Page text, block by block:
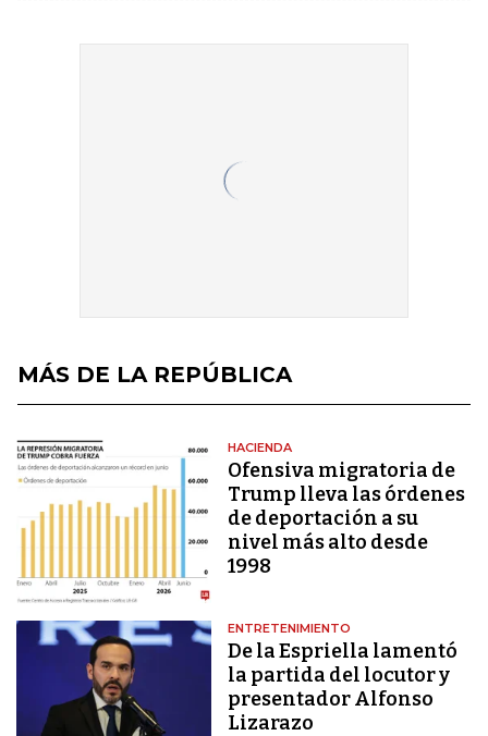
MÁS DE LA REPÚBLICA
HACIENDA
Ofensiva migratoria de
Trump lleva las órdenes
de deportación a su
nivel más alto desde
1998
ENTRETENIMIENTO
De la Espriella lamentó
la partida del locutor y
presentador Alfonso
Lizarazo